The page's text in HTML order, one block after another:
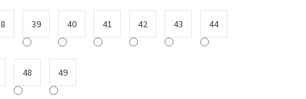
39 40 41 42 43 44
48 49